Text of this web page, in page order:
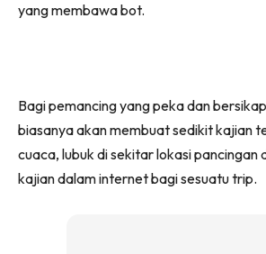
yang membawa bot.
Bagi pemancing yang peka dan
biasanya akan membuat sedikit kajian
cuaca, lubuk di sekitar lokasi pancingan
kajian dalam internet bagi sesuatu trip.